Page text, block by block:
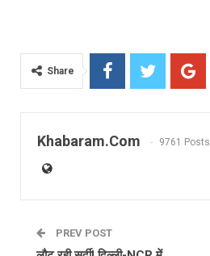
Share
Khabaram.Com 9761 Posts
PREV POST